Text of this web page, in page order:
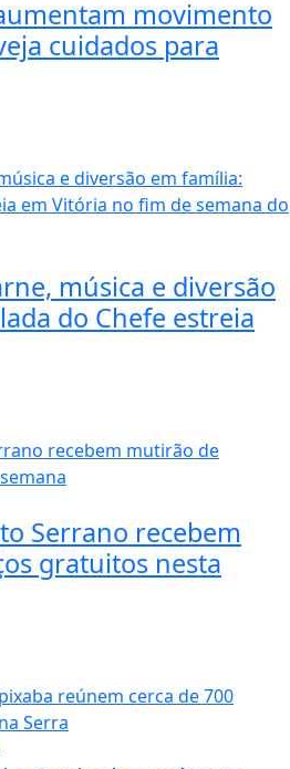
movimento
cuidados para
música e diversão
do Chefe estreia
Serrano recebem
gratuitos nesta